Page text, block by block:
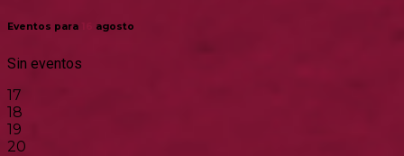
Eventos para agosto
Sin eventos
17
18
19
20